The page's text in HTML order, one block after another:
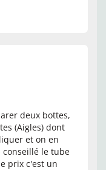
deux bottes,
(Aigles) dont
et on en
conseillé le tube
prix c'est un